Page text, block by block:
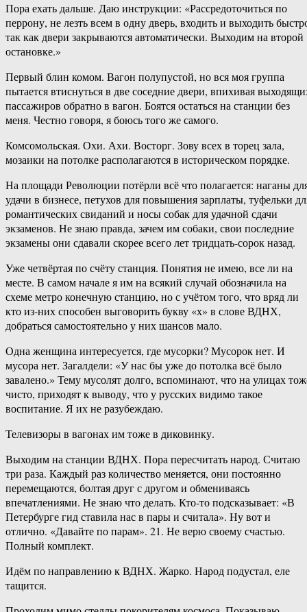
Пора ехать дальше. Даю инструкции: «Рассредоточиться по
перрону, не лезть всем в одну дверь, входить и выходить
так как двери закрываются автоматически. Выходим на второй
остановке.»
Первый блин комом. Вагон полупустой, но вся моя группа
пытается втиснуться в две соседние двери, впихивая
пассажиров обратно в вагон. Боятся остаться на станции без
меня. Честно говоря, я боюсь того же самого.
Комсомольская. Охи. Ахи. Восторг. Зову всех в торец зала,
мозаики на потолке располагаются в историческом порядке.
На площади Революции потёрли всё что полагается: наганы
удачи в бизнесе, петухов для повышения зарплаты, туфельки
романтических свиданий и носы собак для удачной сдачи
экзаменов. Не знаю правда, зачем им собаки, свои последние
экзамены они сдавали скорее всего лет тридцать-сорок назад.
Уже четвёртая по счёту станция. Понятия не имею, все ли на
месте. В самом начале я им на всякий случай обозначила на
схеме метро конечную станцию, но с учётом того, что вряд ли
кто из-них способен выговорить букву «х» в слове ВДНХ,
добраться самостоятельно у них шансов мало.
Одна женщина интересуется, где мусорки? Мусорок нет. И
мусора нет. Загалдели: «У нас бы уже до потолка всё было
завалено.» Тему мусолят долго, вспоминают, что на улицах
чисто, приходят к выводу, что у русских видимо такое
воспитание. Я их не разубеждаю.
Телевизоры в вагонах им тоже в диковинку.
Выходим на станции ВДНХ. Пора пересчитать народ. Считаю
три раза. Каждый раз количество меняется, они постоянно
перемещаются, болтая друг с другом и обмениваясь
впечатлениями. Не знаю что делать. Кто-то подсказывает: «В
Петербурге гид ставила нас в пары и считала». Ну вот и
отлично. «Давайте по парам». 21. Не верю своему счастью.
Полный комплект.
Идём по направлению к ВДНХ. Жарко. Народ подустал, еле
тащится.